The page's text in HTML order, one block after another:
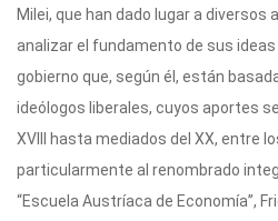
Milei, que han dado lugar a
analizar el fundamento de sus
gobierno que, según él, están
ideólogos liberales, cuyos aportes
XVIII hasta mediados del XX, entre
particularmente al renombrado
“Escuela Austríaca de Economía”,